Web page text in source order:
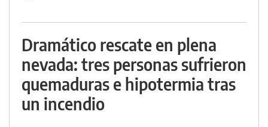
Dramático rescate en plena
nevada: tres personas sufrieron
quemaduras e hipotermia tras
un incendio